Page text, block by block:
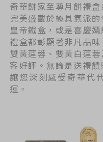
奇華餅家至尊月餅禮
完美盛載於極具氣派
皇帝鐵盒，或是喜慶
禮盒都彰顯著非凡品
雙黃蓮蓉、雙黃白蓮
客好評。無論是送禮
讓您深刻感受奇華代
運。